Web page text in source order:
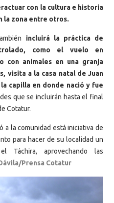
con la cultura e historia
la zona entre otros.
incluirá la práctica de
como el vuelo en
con animales en una granja
visita a la casa natal de Juan
capilla en donde nació y fue
que se incluirán hasta el final
Cotatur.
a la comunidad está iniciativa de
para hacer de su localidad un
Táchira, aprovechando las
Prensa Cotatur